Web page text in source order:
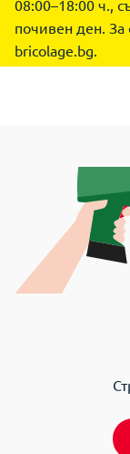
08:00–18:00 ч.,
почивен ден. За
bricolage.bg.